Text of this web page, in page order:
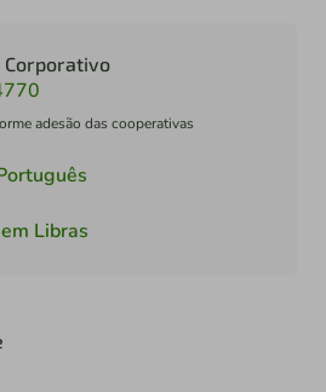
Corporativo
adesão das cooperativas
Libras